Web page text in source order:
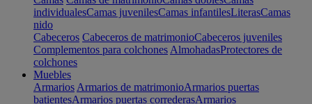
individualesCamas juvenilesCamas infantilesLiterasCamas
nido
Cabeceros Cabeceros de matrimonioCabeceros juveniles
Complementos para colchones AlmohadasProtectores de
colchones
Muebles
Armarios Armarios de matrimonioArmarios puertas
batientesArmarios puertas correderasArmarios